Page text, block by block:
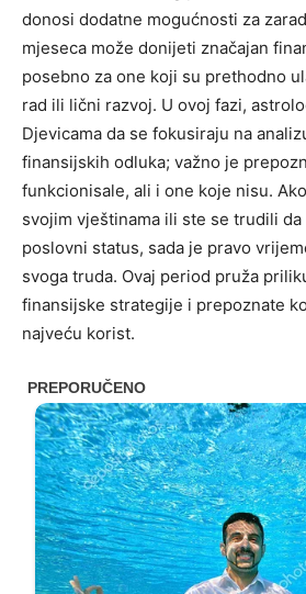
donosi dodatne mogućnosti za
mjeseca može donijeti značajan
posebno za one koji su prethodno
rad ili lični razvoj. U ovoj fazi,
Djevicama da se fokusiraju na
finansijskih odluka; važno je
funkcionisale, ali i one koje nisu.
svojim vještinama ili ste se trudili
poslovni status, sada je pravo
svoga truda. Ovaj period pruža
finansijske strategije i prepoznate
najveću korist.